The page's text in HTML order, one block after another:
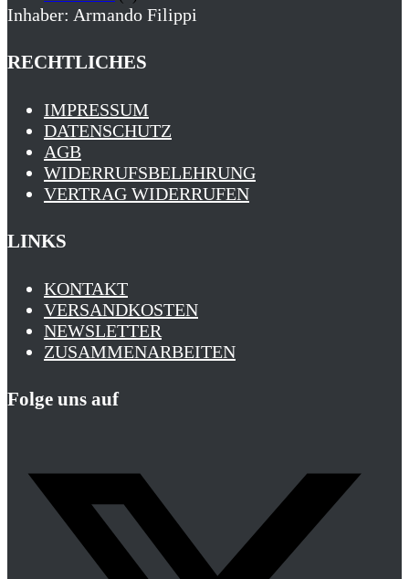
Inhaber: Armando Filippi
RECHTLICHES
IMPRESSUM
DATENSCHUTZ
AGB
WIDERRUFSBELEHRUNG
VERTRAG WIDERRUFEN
LINKS
KONTAKT
VERSANDKOSTEN
NEWSLETTER
ZUSAMMENARBEITEN
Folge uns auf